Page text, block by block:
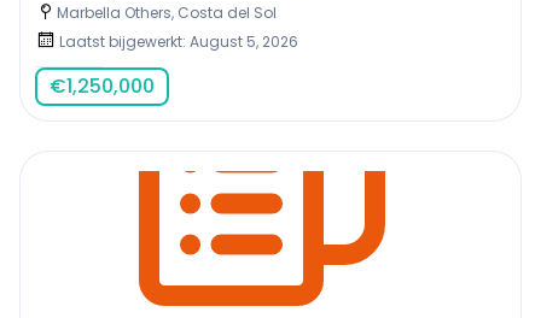
Marbella Others, Costa del Sol
Laatst bijgewerkt: August 5, 2026
€1,250,000